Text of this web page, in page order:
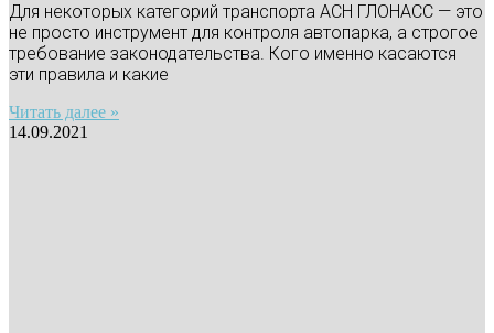
Для некоторых категорий транспорта АСН ГЛОНАСС — это
не просто инструмент для контроля автопарка, а строгое
требование законодательства. Кого именно касаются
эти правила и какие
Читать далее »
14.09.2021